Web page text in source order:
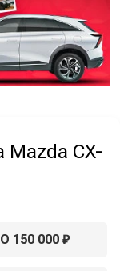
CX-
150 000 ₽